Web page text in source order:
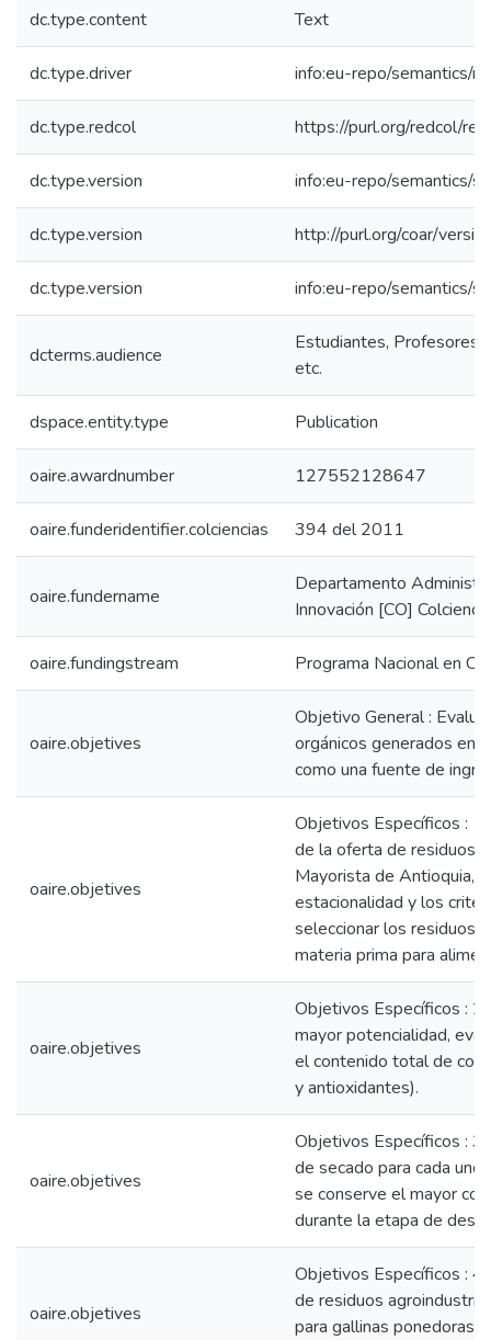
dc.type.content Text
dc.type.driver info:eu-repo/semantics/
dc.type.redcol https://purl.org/redcol/
dc.type.version info:eu-repo/semantics/
dc.type.version http://purl.org/coar/
dc.type.version info:eu-repo/semantics/
dcterms.audience
Estudiantes, Profesores,
etc.
dspace.entity.type Publication
oaire.awardnumber 127552128647
oaire.funderidentifier.colciencias 394 del 2011
oaire.fundername
Departamento
Innovación [CO]
oaire.fundingstream Programa Nacional en
oaire.objetives
Objetivo General :
orgánicos generados en
como una fuente de
oaire.objetives
Objetivos Específicos :
de la oferta de residuos
Mayorista de Antioquia,
estacionalidad y los
seleccionar los residuos
materia prima para
oaire.objetives
Objetivos Específicos :
mayor potencialidad,
el contenido total de
y antioxidantes).
oaire.objetives
Objetivos Específicos :
de secado para cada
se conserve el mayor
durante la etapa de
oaire.objetives
Objetivos Específicos :
de residuos
para gallinas ponedoras,